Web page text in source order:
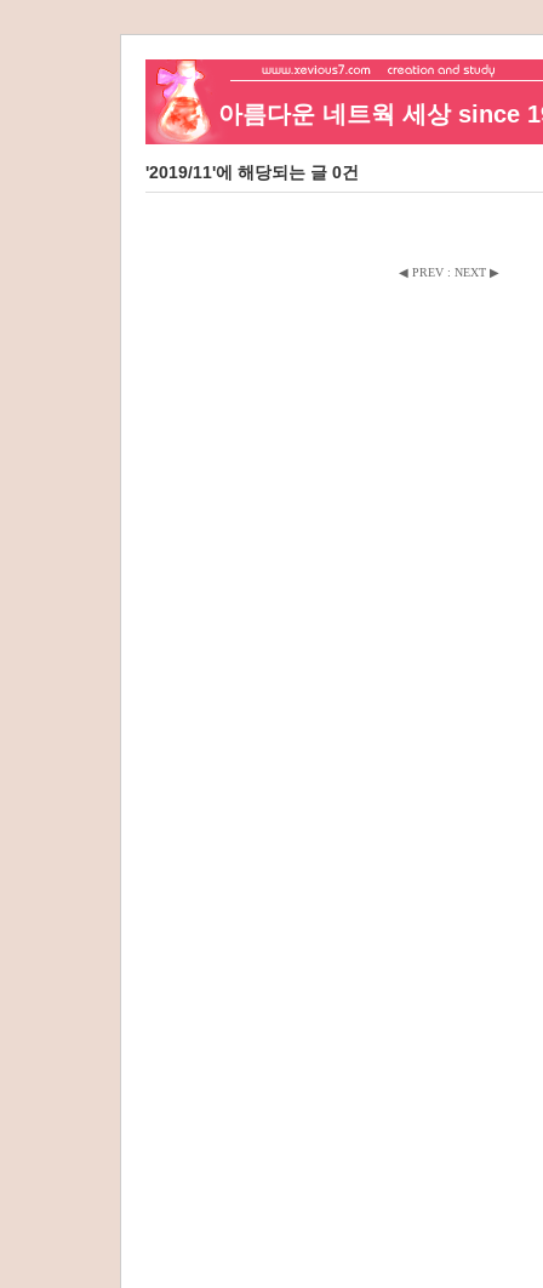
아름다운 네트웍 세상 since
'2019/11'에 해당되는 글 0건
◀ PREV : NEXT ▶